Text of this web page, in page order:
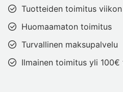
Tuotteiden toimitus viikon
Huomaamaton toimitus
Turvallinen maksupalvelu
Ilmainen toimitus yli 100€